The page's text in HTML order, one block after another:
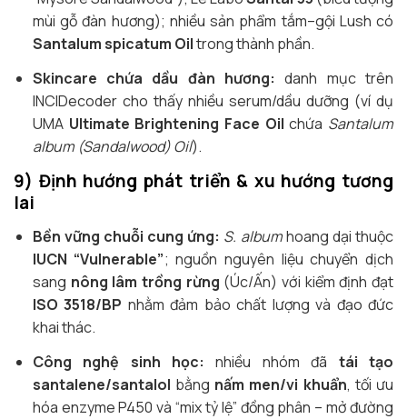
mùi gỗ đàn hương); nhiều sản phẩm tắm–gội Lush có
Santalum spicatum Oiltrong thành phần.
Skincare chứa dầu đàn hương: danh mục trên
INCIDecoder cho thấy nhiều serum/dầu dưỡng (ví dụ
UMA Ultimate Brightening Face Oil chứa Santalum
album (Sandalwood) Oil).
9) Định hướng phát triển & xu hướng tương
lai
Bền vững chuỗi cung ứng: S. albumhoang dại thuộc
IUCN “Vulnerable”; nguồn nguyên liệu chuyển dịch
sang nông lâm trồng rừng (Úc/Ấn) với kiểm định đạt
ISO 3518/BP nhằm đảm bảo chất lượng và đạo đức
khai thác.
Công nghệ sinh học: nhiều nhóm đã tái tạo
santalene/santalol bằng nấm men/vi khuẩn, tối ưu
hóa enzyme P450 và “mix tỷ lệ” đồng phân – mở đường